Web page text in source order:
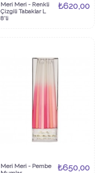
Meri Meri - Renkli
Çizgili Tabaklar L
8'li
₺620,00
Meri Meri - Pembe
₺650,00